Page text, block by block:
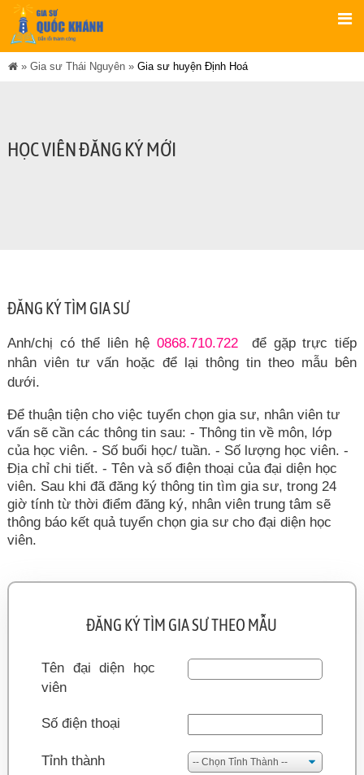
» Gia sư Thái Nguyên » Gia sư huyện Định Hoá
HỌC VIÊN ĐĂNG KÝ MỚI
ĐĂNG KÝ TÌM GIA SƯ
Anh/chị có thể liên hệ 0868.710.722
để gặp trực tiếp
nhân viên tư vấn hoặc để lại thông tin theo mẫu bên
dưới.
Để thuận tiện cho việc tuyển chọn gia sư, nhân viên tư
vấn sẽ cần các thông tin sau: - Thông tin về môn, lớp
của học viên. - Số buổi học/ tuần. - Số lượng học viên. -
Địa chỉ chi tiết. - Tên và số điện thoại của đại diện học
viên. Sau khi đã đăng ký thông tin tìm gia sư, trong 24
giờ tính từ thời điểm đăng ký, nhân viên trung tâm sẽ
thông báo kết quả tuyển chọn gia sư cho đại diện học
viên.
ĐĂNG KÝ TÌM GIA SƯ THEO MẪU
Tên đại diện học
viên
Số điện thoại
Tỉnh thành